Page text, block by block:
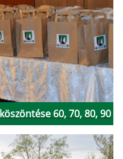
60, 70, 80, 90